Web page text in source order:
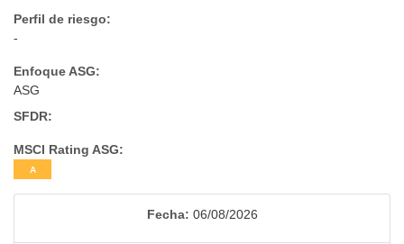
Perfil de riesgo:
-
Enfoque ASG:
ASG
SFDR:
MSCI Rating ASG:
A
Fecha: 06/08/2026